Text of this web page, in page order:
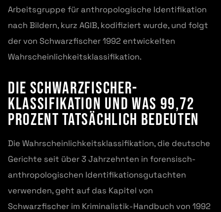
Arbeitsgruppe für anthropologische Identifikation
nach Bildern, kurz AGIB, kodifiziert wurde, und folgt
der von Schwarzfischer 1992 entwickelten
Wahrscheinlichkeitsklassifikation.
Die Schwarzfischer-
Klassifikation und was 99,72
Prozent tatsächlich bedeuten
Die Wahrscheinlichkeitsklassifikation, die deutsche
Gerichte seit über 3 Jahrzehnten in forensisch-
anthropologischen Identifikationsgutachten
verwenden, geht auf das Kapitel von
Schwarzfischer im Kriminalistik-Handbuch von 1992